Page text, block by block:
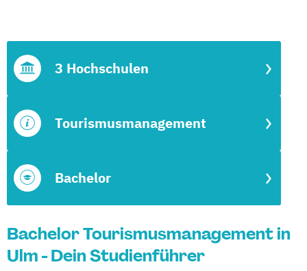
Bachelor
Tourismusmanagement
3 Hochschulen
Bachelor Tourismusmanagement in
Ulm - Dein Studienführer